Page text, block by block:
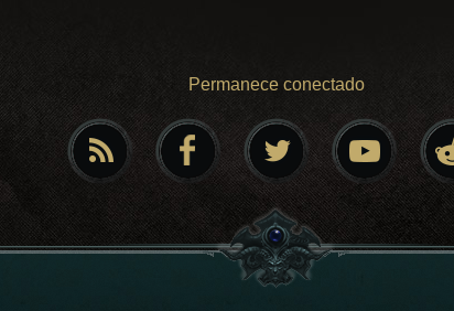
Permanece conectado